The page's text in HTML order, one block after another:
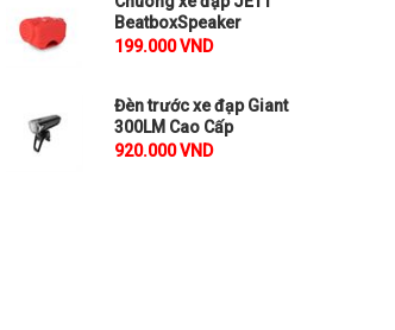
300LM Cao Cấp
So sánh
BeatboxSpeaker
199.000 VND
Đèn trước xe đạp Giant
300LM Cao Cấp
920.000 VND